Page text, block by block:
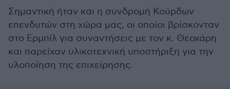
Σημαντική ήταν και η συνδρομή Κούρδων
επενδυτών στη χώρα μας, οι οποίοι βρίσκονταν
στο Ερμπίλ για συναντήσεις με τον κ. Θεοχάρη
και παρείχαν υλικοτεχνική υποστήριξη για την
υλοποίηση της επιχείρησης.